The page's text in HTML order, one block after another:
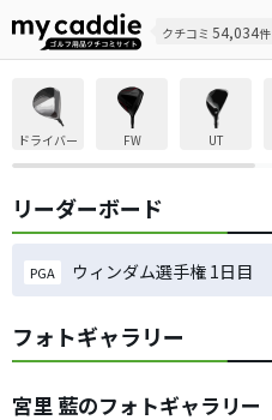
クチコミ 54,034件
ドライバー FW UT
リーダーボード
PGA ウィンダム選手権 1日目
フォトギャラリー
宮里 藍のフォトギャラリー